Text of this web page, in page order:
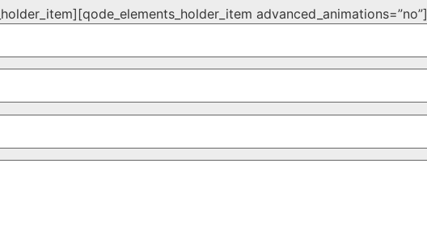
advanced_animations=”no”]